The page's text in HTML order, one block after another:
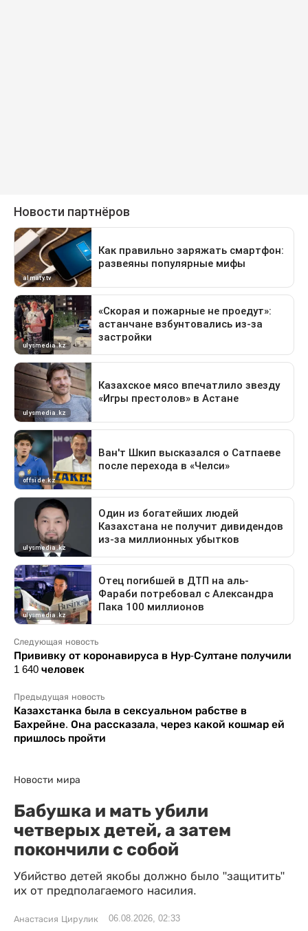
Следующая новость
Прививку от коронавируса в Нур-Султане получили
1 640 человек
Предыдущая новость
Казахстанка была в сексуальном рабстве в
Бахрейне. Она рассказала, через какой кошмар ей
пришлось пройти
Новости мира
Бабушка и мать убили
четверых детей, а затем
покончили с собой
Убийство детей якобы должно было "защитить"
их от предполагаемого насилия.
Анастасия Цирулик 06.08.2026, 02:33